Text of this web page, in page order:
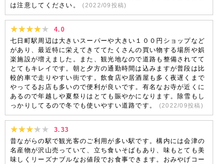
は注意してください。
(2022/09 投稿)
4.0
七日町駅周辺は大きいスーパーや大きい１００円ショップなど
があり、最近特に栄えてきててたくさんの買い物する場所や娯
楽施設が増えました。また、観光地なので道路も整備されてて
とてもキレイです。朝と夕方の通勤時間は込みますが普段は比
較的車で走りやすい街です。飲食店や居酒屋も多く夜遅くまで
やってるお店も多いので便利が良いです。有名なお寺が近くに
あるので年越しや夏祭りはとても賑やかになります。除雪もし
っかりしてるので冬でも使いやすい道路です。
(2022/09投稿)
3.33
昔ながらの駅で観光客のご利用が多い駅です。構内には会津の
名産物が沢山売っていて、立ち食いそばもあり、味もとても美
味しくリーズナブルなお値段でお食事できます。おみやげコー